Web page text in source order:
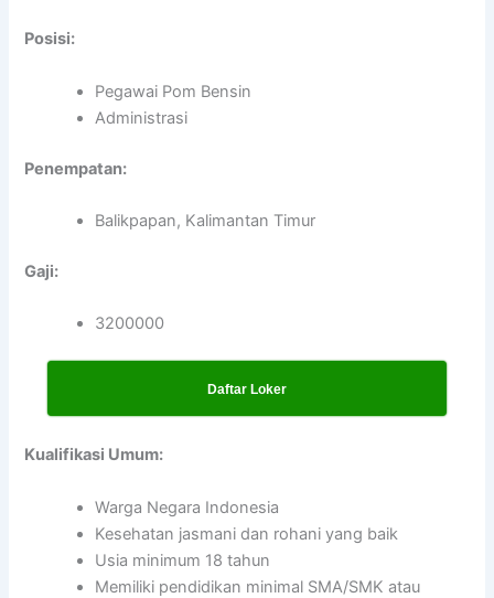
Posisi:
Pegawai Pom Bensin
Administrasi
Penempatan:
Balikpapan, Kalimantan Timur
Gaji:
3200000
Daftar Loker
Kualifikasi Umum:
Warga Negara Indonesia
Kesehatan jasmani dan rohani yang baik
Usia minimum 18 tahun
Memiliki pendidikan minimal SMA/SMK atau